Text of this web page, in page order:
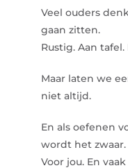
Veel ouders
gaan zitten.
Rustig. Aan
Maar laten we
niet altijd.
En als oefenen
wordt het zwaar.
Voor jou. En